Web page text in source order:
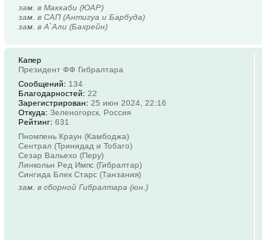
зам. в Маккаби (ЮАР)
зам. в САП (Антигуа и Барбуда)
зам. в А`Али (Бахрейн)
Капер
Президент ФФ Гибралтара
Сообщений: 134
Благодарностей: 22
Зарегистрирован: 25 июн 2024, 22:16
Откуда: Зеленогорск, Россия
Рейтинг: 631
Пномпень Краун (Камбоджа)
Сентрал (Тринидад и Тобаго)
Сезар Вальехо (Перу)
Линкольн Ред Импс (Гибралтар)
Сингида Блек Старс (Танзания)
зам. в сборной Гибралтара (юн.)